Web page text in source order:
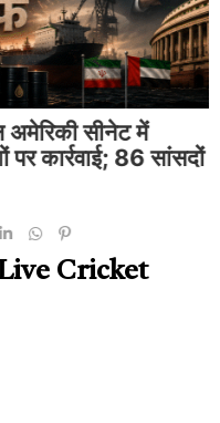
अमेरिकी सीनेट में
कार्रवाई; 86 सांसदों
Cricket